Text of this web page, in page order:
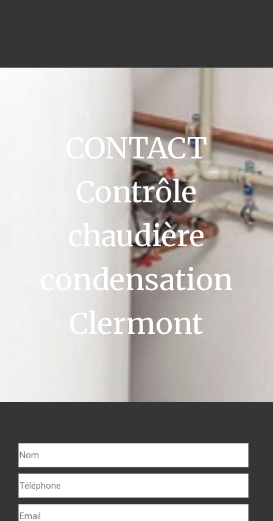
CONTACT
Contrôle
chaudière
condensation
Clermont